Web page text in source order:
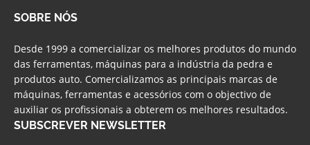
SOBRE NÓS
Desde 1999 a comercializar os melhores produtos do mundo
das ferramentas, máquinas para a indústria da pedra e
produtos auto. Comercializamos as principais marcas de
máquinas, ferramentas e acessórios com o objectivo de
auxiliar os profissionais a obterem os melhores resultados.
SUBSCREVER NEWSLETTER